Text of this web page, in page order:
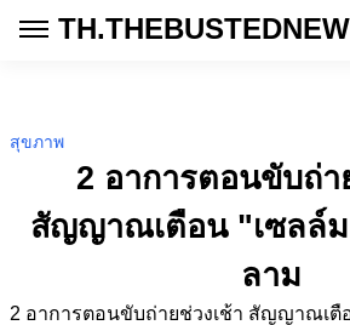
สุขภาพ
2 อาการตอนขับถ่า
สัญญาณเตือน "เซลล์ม
ลาม
2 อาการตอนขับถ่ายช่วงเช้า สัญญาณเตื